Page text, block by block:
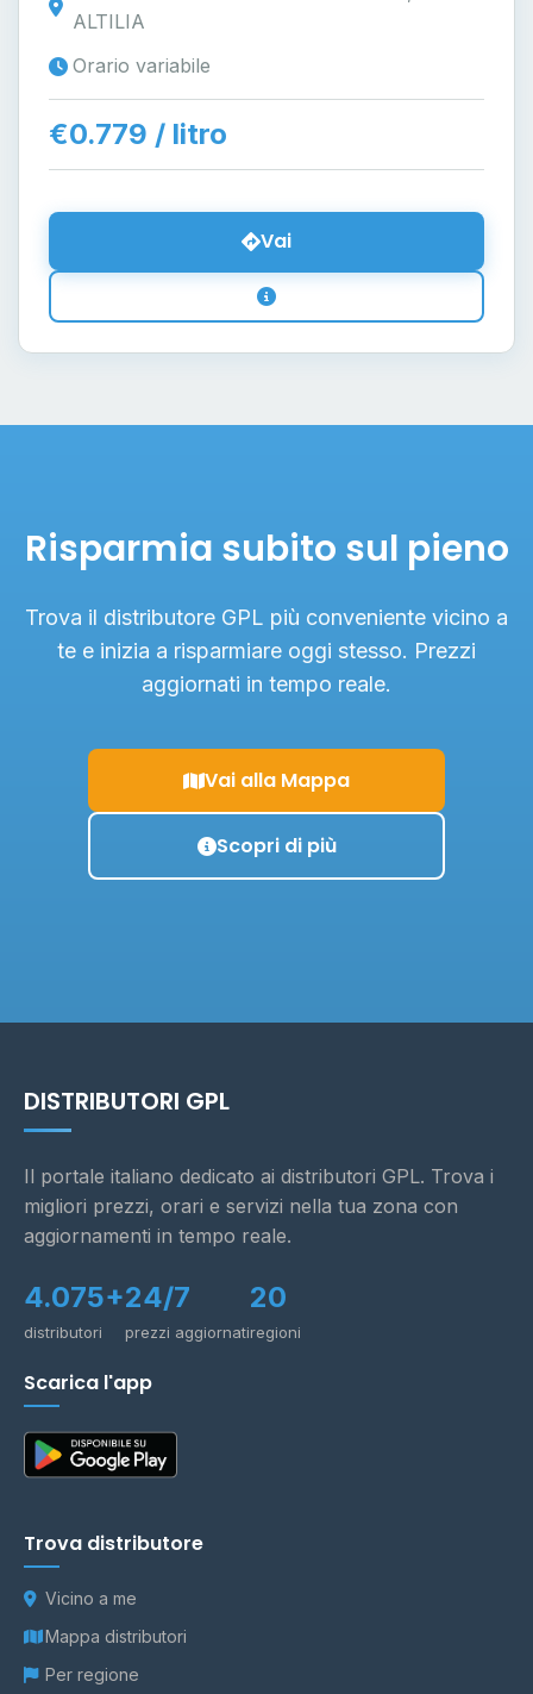
ALTILIA
Orario variabile
€0.779 / litro
Vai
Risparmia subito sul pieno
Trova il distributore GPL più conveniente vicino a
te e inizia a risparmiare oggi stesso. Prezzi
aggiornati in tempo reale.
Vai alla Mappa
Scopri di più
DISTRIBUTORI GPL
Il portale italiano dedicato ai distributori GPL. Trova i
migliori prezzi, orari e servizi nella tua zona con
aggiornamenti in tempo reale.
4.075+
distributori
24/7
prezzi aggiornati
20
regioni
Scarica l'app
Trova distributore
Vicino a me
Mappa distributori
Per regione